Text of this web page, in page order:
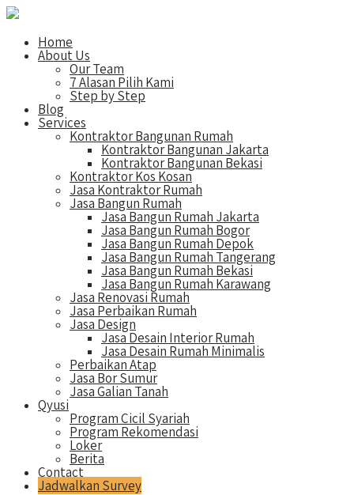
Home
About Us
Our Team
7 Alasan Pilih Kami
Step by Step
Blog
Services
Kontraktor Bangunan Rumah
Kontraktor Bangunan Jakarta
Kontraktor Bangunan Bekasi
Kontraktor Kos Kosan
Jasa Kontraktor Rumah
Jasa Bangun Rumah
Jasa Bangun Rumah Jakarta
Jasa Bangun Rumah Bogor
Jasa Bangun Rumah Depok
Jasa Bangun Rumah Tangerang
Jasa Bangun Rumah Bekasi
Jasa Bangun Rumah Karawang
Jasa Renovasi Rumah
Jasa Perbaikan Rumah
Jasa Design
Jasa Desain Interior Rumah
Jasa Desain Rumah Minimalis
Perbaikan Atap
Jasa Bor Sumur
Jasa Galian Tanah
Qyusi
Program Cicil Syariah
Program Rekomendasi
Loker
Berita
Contact
Jadwalkan Survey